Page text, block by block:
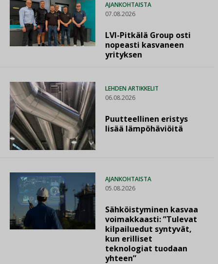
AJANKOHTAISTA
07.08.2026
LVI-Pitkälä Group osti
nopeasti kasvaneen
yrityksen
LEHDEN ARTIKKELIT
06.08.2026
Puutteellinen eristys
lisää lämpöhäviöitä
AJANKOHTAISTA
05.08.2026
Sähköistyminen kasvaa
voimakkaasti: ”Tulevat
kilpailuedut syntyvät,
kun erilliset
teknologiat tuodaan
yhteen”